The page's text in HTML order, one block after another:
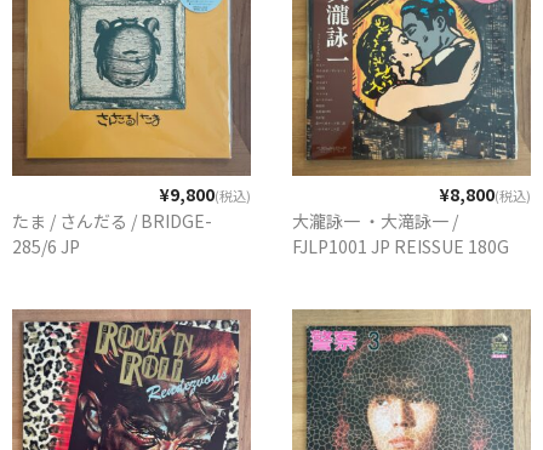
¥9,800(税込)
たま / さんだる / BRIDGE-
285/6 JP
¥8,800(税込)
大瀧詠一 ・大滝詠一 /
FJLP1001 JP REISSUE 180G